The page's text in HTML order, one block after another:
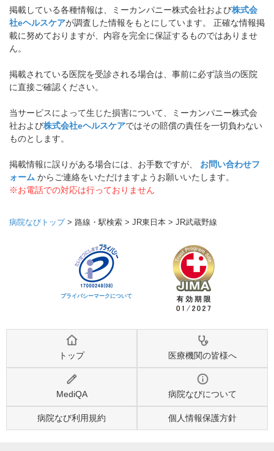
掲載している各種情報は、ミーカンパニー株式会社および株式会
社eヘルスケアが調査した情報をもとにしています。 正確な情報掲
載に努めておりますが、内容を完全に保証するものではありませ
ん。
掲載されている医院を受診される場合は、事前に必ず該当の医院
に直接ご確認ください。
当サービスによって生じた損害について、ミーカンパニー株式会
社および株式会社eヘルスケアではその賠償の責任を一切負わない
ものとします。
掲載情報に誤りがある場合には、お手数ですが、 お問い合わせフ
ォーム からご連絡をいただけますようお願いいたします。
※お電話での対応は行っておりません
病院なびトップ> 路線・駅検索 > JR東日本 > JR武蔵野線
プライバシーマークについて
トップ 医療機関の皆様へ
MediQA 病院なびについて
病院なび利用規約 個人情報保護方針